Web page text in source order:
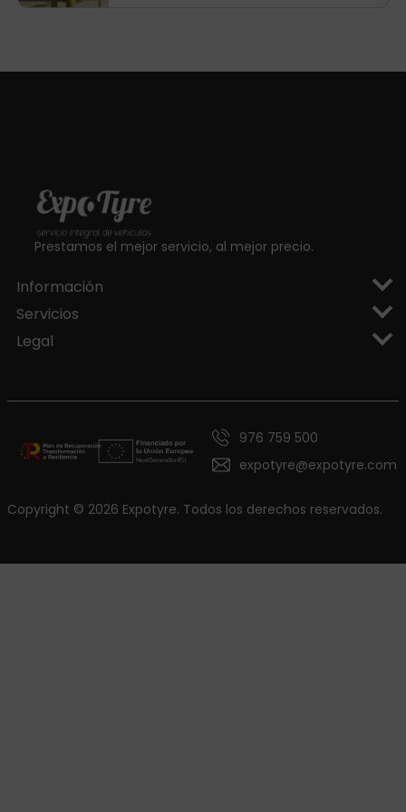
Prestamos el mejor servicio, al mejor precio.
Información
Servicios
Legal
976 759 500
expotyre@expotyre.com
Copyright © 2026 Expotyre. Todos los derechos reservados.